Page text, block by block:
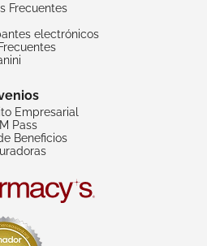
Frecuentes
electrónicos
Empresarial
Pass
Beneficios